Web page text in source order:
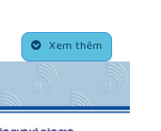
Ti, Mo”, Tạp chí
học và Công Nghệ
2015 (2nd
and
2015, Ha
Xem thêm